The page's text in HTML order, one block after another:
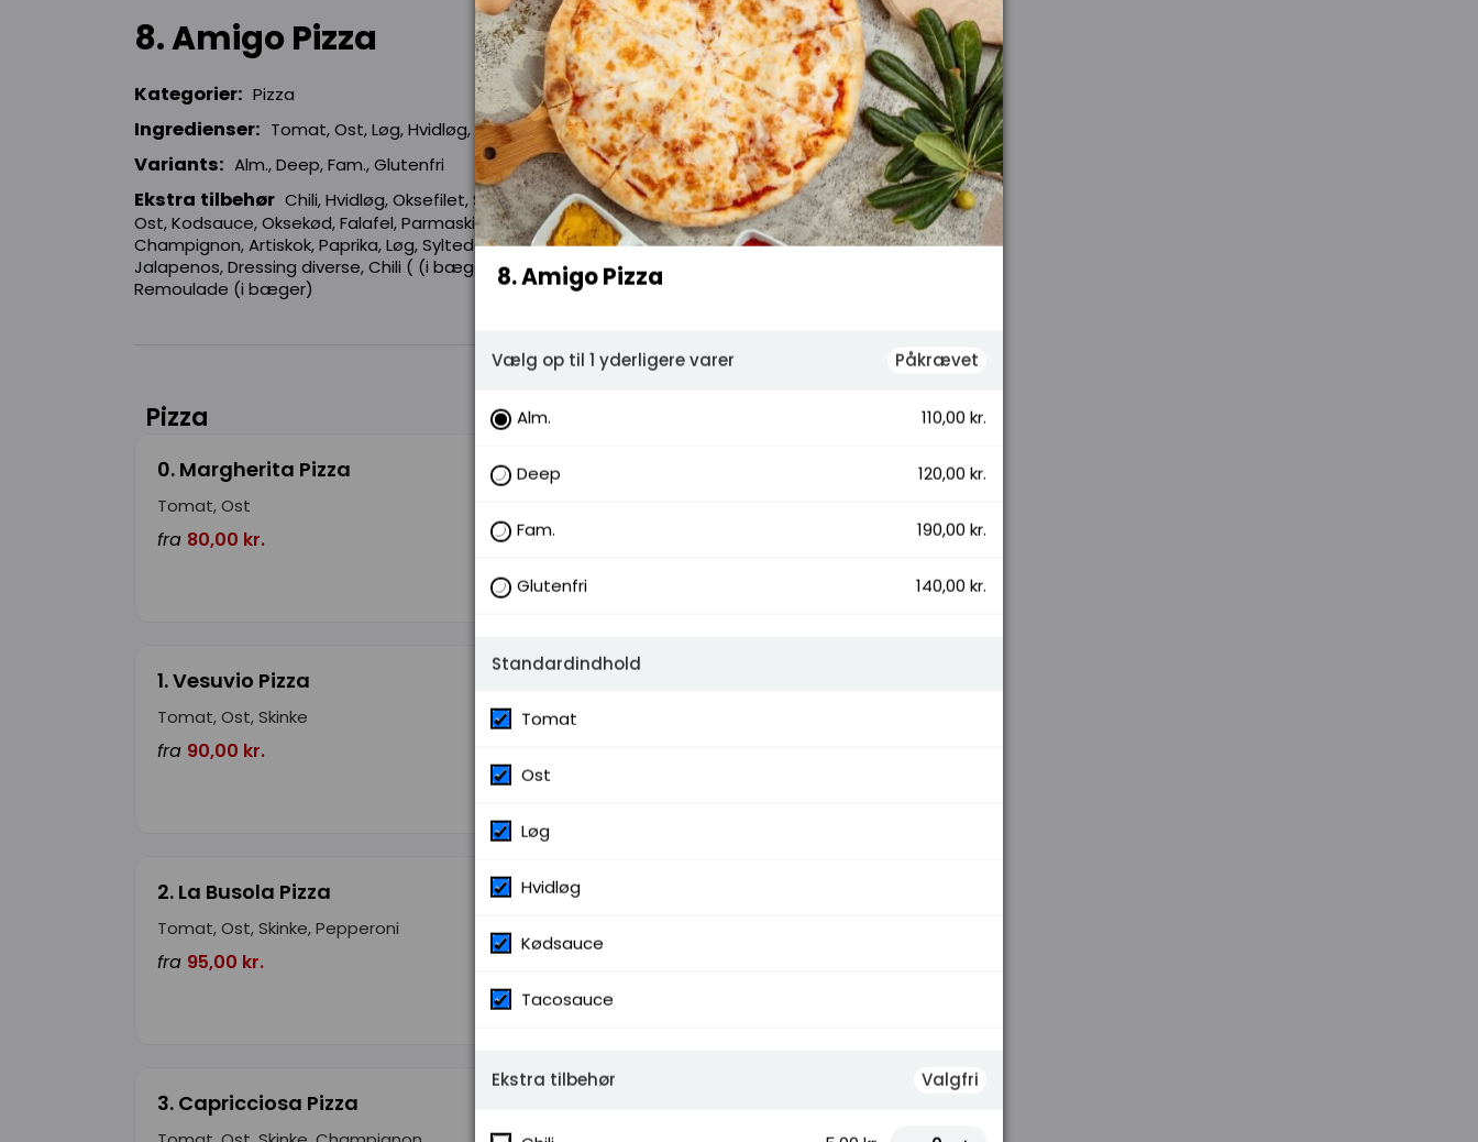
8. Amigo Pizza
Kategorier: Pizza
Ingredienser: Tomat, Ost, Løg, Hvidløg, Kødsauce, Tacosauce
Variants: Alm., Deep, Fam., Glutenfri
Ekstra tilbehør Chili, Hvidløg, Oksefilet, Skinke, Pepperoni, Rejer, Kebab, Muslinger, Bacon,
Ost, Kodsauce, Oksekød, Falafel, Parmaskinke, Kødstrimler, Tun, Cocktailpølser, Ananas,
Champignon, Artiskok, Paprika, Løg, Syltede peber, Tacosauce, Spaghetti, Spinat, Broccoli,
Jalapenos, Dressing diverse, Chili ( (i bæger), Mayonnaise (i bæger), Hvidløg (i bæger),
Remoulade (i bæger)
Pizza
0. Margherita Pizza
Tomat, Ost
fra 80,00 kr.
1. Vesuvio Pizza
Tomat, Ost, Skinke
fra 90,00 kr.
2. La Busola Pizza
Tomat, Ost, Skinke, Pepperoni
fra 95,00 kr.
3. Capricciosa Pizza
8. Amigo Pizza
Vælg op til 1 yderligere varer Påkrævet
Alm. 110,00 kr.
Deep 120,00 kr.
Fam. 190,00 kr.
Glutenfri 140,00 kr.
Standardindhold
Tomat
Ost
Løg
Hvidløg
Kødsauce
Tacosauce
Ekstra tilbehør Valgfri